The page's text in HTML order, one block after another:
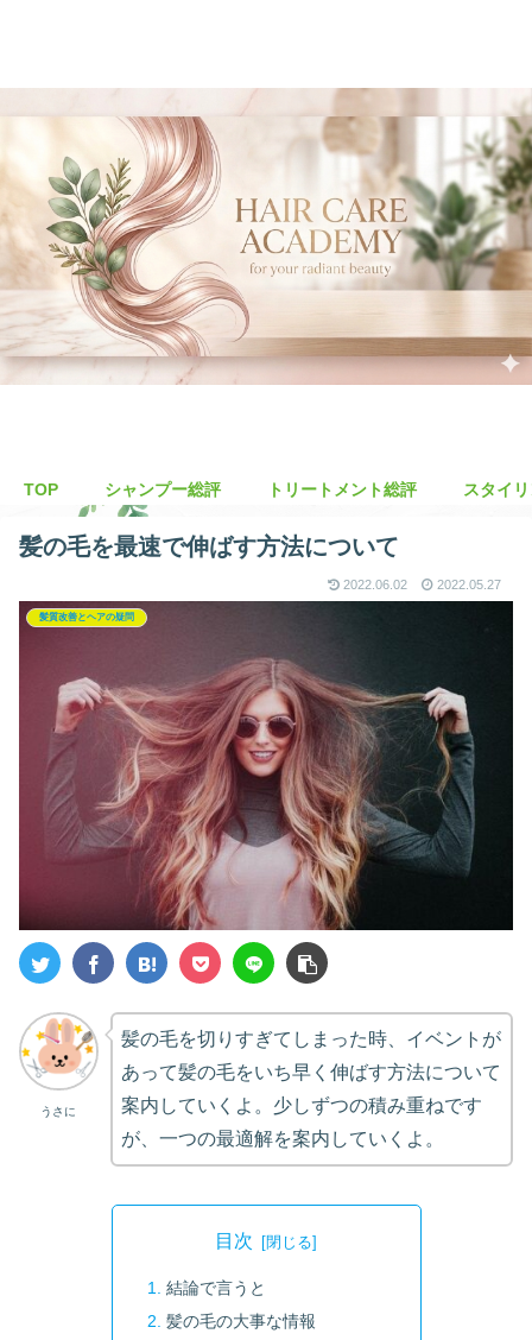
TOP シャンプー総評 トリートメント総評 スタイ
髪の毛を最速で伸ばす方法について
2022.06.02 2022.05.27
髪質改善とヘアの疑問
うさに
髪の毛を切りすぎてしまった時、イベントが
あって髪の毛をいち早く伸ばす方法について
案内していくよ。少しずつの積み重ねです
が、一つの最適解を案内していくよ。
目次
結論で言うと
髪の毛の大事な情報